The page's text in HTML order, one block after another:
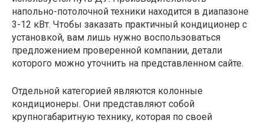
напольно-потолочной техники находится в диапазоне
3-12 кВт. Чтобы заказать практичный кондиционер с
установкой, вам лишь нужно воспользоваться
предложением проверенной компании, детали
которого можно уточнить на представленном сайте.
Отдельной категорией являются колонные
кондиционеры. Они представляют собой
крупногабаритную технику, которая по своей